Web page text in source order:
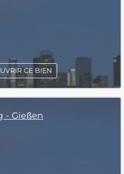
CE BIEN
- Gießen